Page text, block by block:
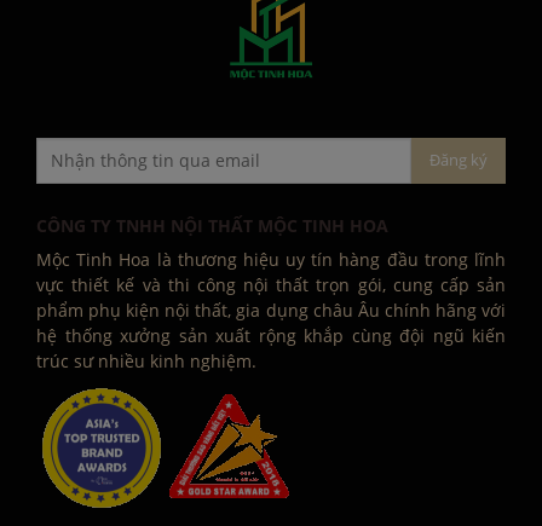
CÔNG TY TNHH NỘI THẤT MỘC TINH HOA
Mộc Tinh Hoa là thương hiệu uy tín hàng đầu trong lĩnh
vực thiết kế và thi công nội thất trọn gói, cung cấp sản
phẩm phụ kiện nội thất, gia dụng châu Âu chính hãng với
hệ thống xưởng sản xuất rộng khắp cùng đội ngũ kiến
trúc sư nhiều kinh nghiệm.